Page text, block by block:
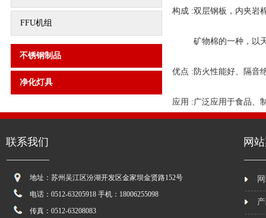
FFU机组
不锈钢制品
净化灯具
构成 :双层钢板，内夹岩
矿物棉的一种，以天
优点 :防火性能好、隔音
应用 :广泛应用于食品、
联系我们
地址：苏州吴江区汾湖开发区金家坝金贤路152号
电话：0512-63205918 手机：18006255098
传真：0512-63208083
网